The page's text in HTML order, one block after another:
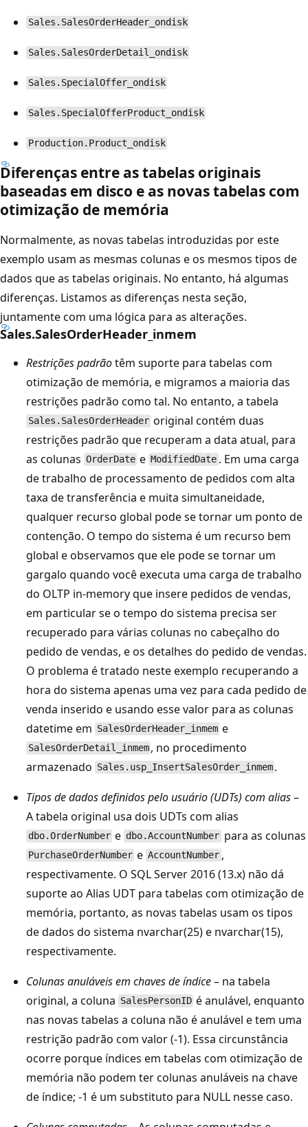
Sales.SalesOrderHeader_ondisk
Sales.SalesOrderDetail_ondisk
Sales.SpecialOffer_ondisk
Sales.SpecialOfferProduct_ondisk
Production.Product_ondisk
Diferenças entre as tabelas originais
baseadas em disco e as novas tabelas com
otimização de memória
Normalmente, as novas tabelas introduzidas por este
exemplo usam as mesmas colunas e os mesmos tipos de
dados que as tabelas originais. No entanto, há algumas
diferenças. Listamos as diferenças nesta seção,
juntamente com uma lógica para as alterações.
Sales.SalesOrderHeader_inmem
Restrições padrãotêm suporte para tabelas com
otimização de memória, e migramos a maioria das
restrições padrão como tal. No entanto, a tabela
Sales.SalesOrderHeader original contém duas
restrições padrão que recuperam a data atual, para
as colunas OrderDate e ModifiedDate . Em uma carga
de trabalho de processamento de pedidos com alta
taxa de transferência e muita simultaneidade,
qualquer recurso global pode se tornar um ponto de
contenção. O tempo do sistema é um recurso bem
global e observamos que ele pode se tornar um
gargalo quando você executa uma carga de trabalho
do OLTP in-memory que insere pedidos de vendas,
em particular se o tempo do sistema precisa ser
recuperado para várias colunas no cabeçalho do
pedido de vendas, e os detalhes do pedido de vendas.
O problema é tratado neste exemplo recuperando a
hora do sistema apenas uma vez para cada pedido de
venda inserido e usando esse valor para as colunas
datetime em SalesOrderHeader_inmem e
SalesOrderDetail_inmem , no procedimento
armazenado Sales.usp_InsertSalesOrder_inmem .
Tipos de dados definidos pelo usuário (UDTs) com alias–
A tabela original usa dois UDTs com alias
dbo.OrderNumber e dbo.AccountNumber para as colunas
PurchaseOrderNumber e AccountNumber ,
respectivamente. O SQL Server 2016 (13.x) não dá
suporte ao Alias UDT para tabelas com otimização de
memória, portanto, as novas tabelas usam os tipos
de dados do sistema nvarchar(25) e nvarchar(15),
respectivamente.
Colunas anuláveis em chaves de índice– na tabela
original, a coluna SalesPersonID é anulável, enquanto
nas novas tabelas a coluna não é anulável e tem uma
restrição padrão com valor (-1). Essa circunstância
ocorre porque índices em tabelas com otimização de
memória não podem ter colunas anuláveis na chave
de índice; -1 é um substituto para NULL nesse caso.